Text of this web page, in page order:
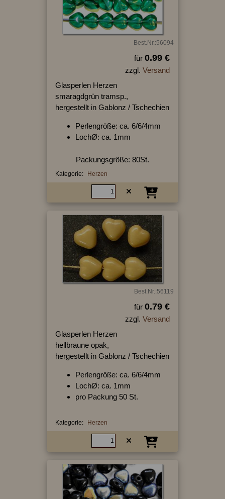
Best.Nr.:56094
für 0.99 €
zzgl. Versand
Glasperlen Herzen
smaragdgrün tramsp.,
hergestellt in Gablonz / Tschechien
Perlengröße: ca. 6/6/4mm
LochØ: ca. 1mm
Packungsgröße: 80St.
Kategorie: Herzen
Best.Nr.:56119
für 0.79 €
zzgl. Versand
Glasperlen Herzen
hellbraune opak,
hergestellt in Gablonz / Tschechien
Perlengröße: ca. 6/6/4mm
LochØ: ca. 1mm
pro Packung 50 St.
Kategorie: Herzen